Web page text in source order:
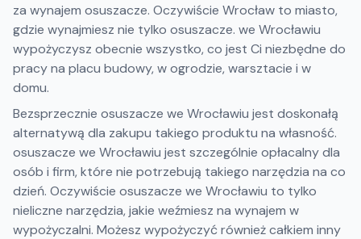
za wynajem osuszacze. Oczywiście Wrocław to miasto,
gdzie wynajmiesz nie tylko osuszacze. we Wrocławiu
wypożyczysz obecnie wszystko, co jest Ci niezbędne do
pracy na placu budowy, w ogrodzie, warsztacie i w
domu.
Bezsprzecznie osuszacze we Wrocławiu jest doskonałą
alternatywą dla zakupu takiego produktu na własność.
osuszacze we Wrocławiu jest szczególnie opłacalny dla
osób i firm, które nie potrzebują takiego narzędzia na co
dzień. Oczywiście osuszacze we Wrocławiu to tylko
nieliczne narzędzia, jakie weźmiesz na wynajem w
wypożyczalni. Możesz wypożyczyć również całkiem inny